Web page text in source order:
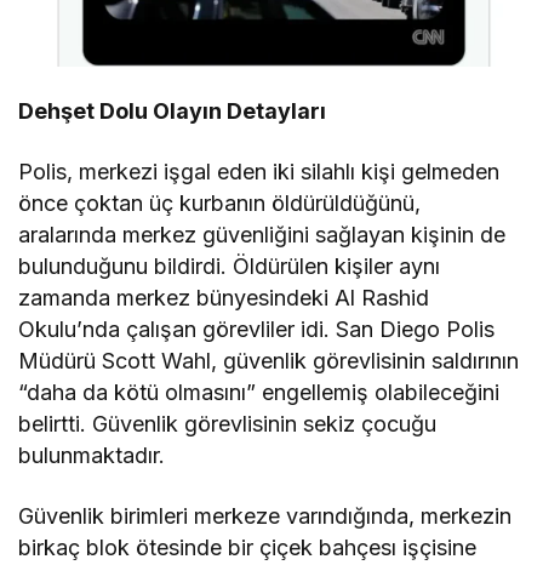
Dehşet Dolu Olayın Detayları
Polis, merkezi işgal eden iki silahlı kişi gelmeden
önce çoktan üç kurbanın öldürüldüğünü,
aralarında merkez güvenliğini sağlayan kişinin de
bulunduğunu bildirdi. Öldürülen kişiler aynı
zamanda merkez bünyesindeki Al Rashid
Okulu’nda çalışan görevliler idi. San Diego Polis
Müdürü Scott Wahl, güvenlik görevlisinin saldırının
“daha da kötü olmasını” engellemiş olabileceğini
belirtti. Güvenlik görevlisinin sekiz çocuğu
bulunmaktadır.
Güvenlik birimleri merkeze varındığında, merkezin
birkaç blok ötesinde bir çiçek bahçesı işçisine